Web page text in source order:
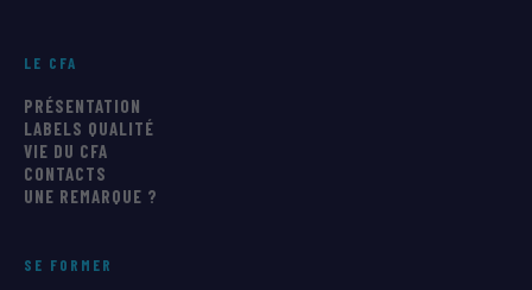
LE CFA
PRÉSENTATION
LABELS QUALITÉ
VIE DU CFA
CONTACTS
UNE REMARQUE ?
SE FORMER